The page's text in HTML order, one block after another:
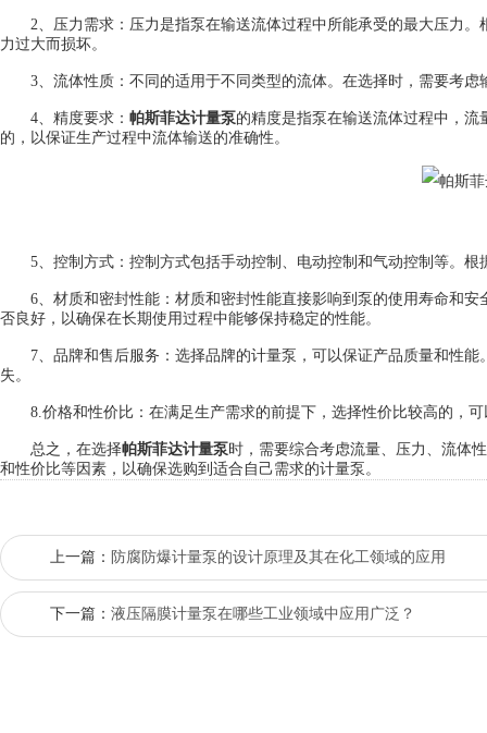
2、压力需求：压力是指泵在输送流体过程中所能承受的最大压力。
力过大而损坏。
3、流体性质：不同的适用于不同类型的流体。在选择时，需要考虑
4、精度要求： 帕斯菲达计量泵的精度是指泵在输送流体过程中，
的，以保证生产过程中流体输送的准确性。
5、控制方式：控制方式包括手动控制、电动控制和气动控制等。根
6、材质和密封性能：材质和密封性能直接影响到泵的使用寿命和安
否良好，以确保在长期使用过程中能够保持稳定的性能。
7、品牌和售后服务：选择品牌的计量泵，可以保证产品质量和性能
失。
8.价格和性价比：在满足生产需求的前提下，选择性价比较高的，可
总之，在选择帕斯菲达计量泵时，需要综合考虑流量、压力、流体
和性价比等因素，以确保选购到适合自己需求的计量泵。
上一篇： 防腐防爆计量泵的设计原理及其在化工领域的应用
下一篇： 液压隔膜计量泵在哪些工业领域中应用广泛？